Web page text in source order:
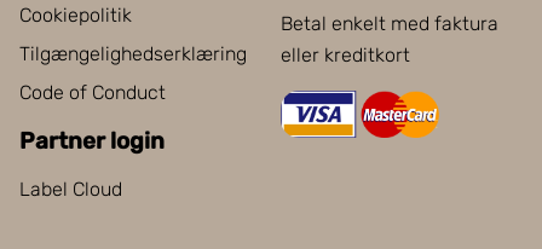
Cookiepolitik
Tilgængelighedserklæring
Code of Conduct
Partner login
Label Cloud
Betal enkelt med faktura
eller kreditkort